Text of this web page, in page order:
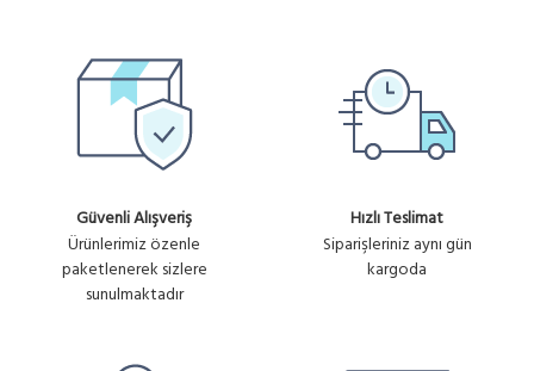
Güvenli Alışveriş
Ürünlerimiz özenle
paketlenerek sizlere
sunulmaktadır
Hızlı Teslimat
Siparişleriniz aynı gün
kargoda